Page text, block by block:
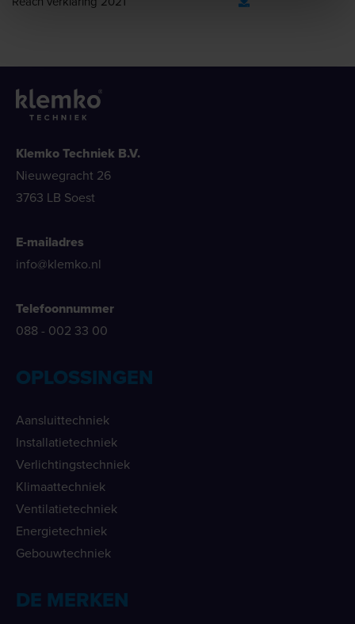
Klemko Techniek B.V.
Nieuwegracht 26
3763 LB Soest
E-mailadres
info@klemko.nl
Telefoonnummer
088 - 002 33 00
OPLOSSINGEN
Aansluittechniek
Installatietechniek
Verlichtingstechniek
Klimaattechniek
Ventilatietechniek
Energietechniek
Gebouwtechniek
DE MERKEN